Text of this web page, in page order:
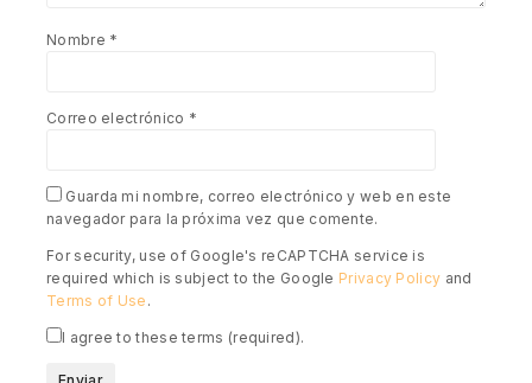
Nombre *
Correo electrónico *
Guarda mi nombre, correo electrónico y web en este
navegador para la próxima vez que comente.
For security, use of Google's reCAPTCHA service is
required which is subject to the Google Privacy Policy and
Terms of Use .
I agree to these terms (required).